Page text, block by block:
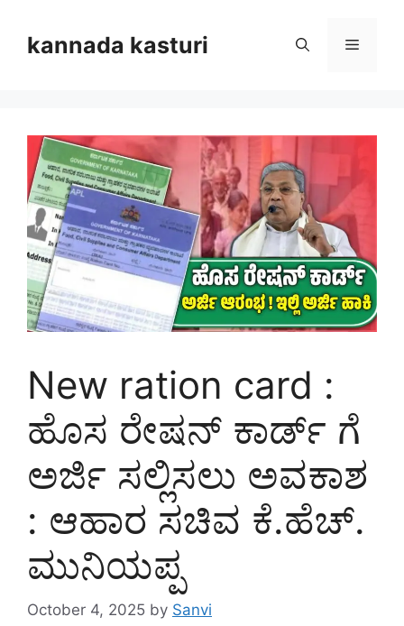
contentkannada kasturi Menu
New ration card :
ಹೊಸ ರೇಷನ್ ಕಾರ್ಡ್ ಗೆ
ಅರ್ಜಿ ಸಲ್ಲಿಸಲು ಅವಕಾಶ
: ಆಹಾರ ಸಚಿವ ಕೆ.ಹೆಚ್.
ಮುನಿಯಪ್ಪ
October 4, 2025 by Sanvi